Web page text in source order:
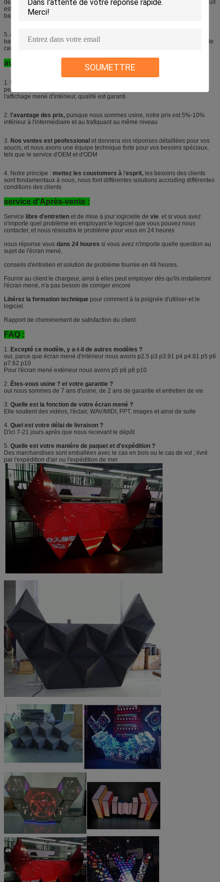
SOUMETTRE
de LED et les scènes riches de commutation de couleur. Actuellement le produit
est devenu l'élément le plus important et le plus efficace à l'étape numérique,
barres, champs de divertissement.
5. Avec la vitesse de régénération élevée, les clignotements et les lignes de
balayage peuvent être effectivement évités pour satisfaire la demande de tir de
caméra sur des étapes pour produire de la représentation parfaite.
avantages :
1. Usine de beaucoup d'années,
pendant 7 années, nous avons une expérience riche dans extérieur et
l'affichage mené d'intérieur, qualité est garanti
2. l'avantage des prix, puisque nous sommes usine, notre prix est 5%-10%
inférieur à l'intermédiaire et au trafiquant au même niveau
3. Nos ventes est peofessional et donnera vos réponses détaillées pour vos
soucis, et nous avons une équipe technique forte pour vos besoins spéciaux,
tels que le service d'OEM et d'ODM
4. Notre principe : mettez les coustomers à l'esprit, les besoins des clients
sont fondamentaux à nous, nous font différentes solutions accroding différentes
conditions des clients
service d'Après-vente :
Service libre d'entretien et de mise à jour logicielle de vie. et si vous avez
n'importe quel problème en employant le logiciel que vous pouvez nous
contacter, et nous résoudra le problème pour vous en 24 heures
nous réponse vous dans 24 houres si vous avez n'importe quelle question au
sujet de l'écran mené,
conseils d'entretien et solution de problème fournie en 48 heures.
Fournir au client le chargeur, ainsi à elles peut employer dès qu'ils installeront
l'écran mené, n'a pas besoin de corriger encore
Libérez la formation technique pour comment à la poignée d'utiliser-et le
logiciel.
Rapport de cheminement de satisfaction du client.
FAQ :
1. Excepté ce modèle, y a-t-il de autres modèles ?
oui, parce que écran mené d'intérieur nous avons p2.5 p3 p3.91 p4 p4.81 p5 p6
p7.62 p10
Pour l'écran mené extérieur nous avons p5 p6 p8 p10
2. Êtes-vous usine ? et votre garantie ?
oui nous sommes de 7 ans d'usine, de 2 ans de garantie et entretien de vie
3. Quelle est la fonction de votre écran mené ?
Elle soutient des vidéos, l'éclair, WAV/MIDI, PPT, images et ainsi de suite
4. Quel est votre délai de livraison ?
D'ici 7-21 jours après que nous recevant le dépôt
5. Quelle est votre manière de paquet et d'expédition ?
Des marchandises sont emballées avec le cas en bois ou le cas de vol ; livré
par l'expédition d'air ou l'expédition de mer